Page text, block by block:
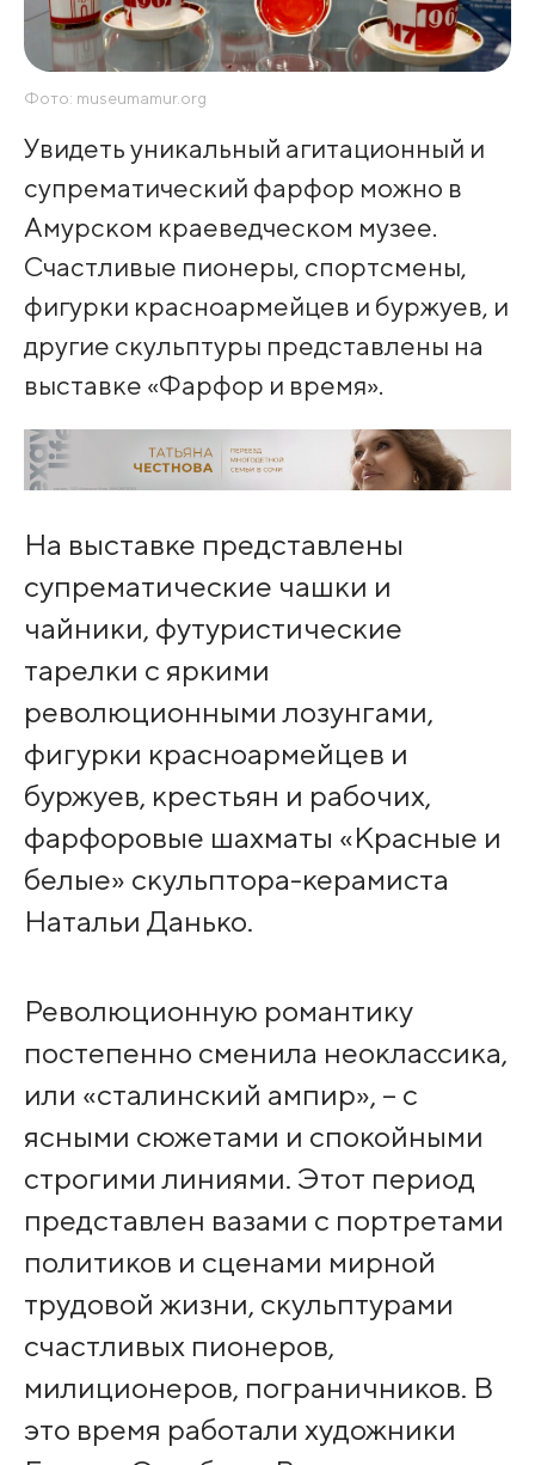
Фото: museumamur.org
Увидеть уникальный агитационный и
супрематический фарфор можно в
Амурском краеведческом музее.
Счастливые пионеры, спортсмены,
фигурки красноармейцев и буржуев, и
другие скульптуры представлены на
выставке «Фарфор и время».
На выставке представлены
супрематические чашки и
чайники, футуристические
тарелки с яркими
революционными лозунгами,
фигурки красноармейцев и
буржуев, крестьян и рабочих,
фарфоровые шахматы «Красные и
белые» скульптора-керамиста
Натальи Данько.
Революционную романтику
постепенно сменила неоклассика,
или «сталинский ампир», – с
ясными сюжетами и спокойными
строгими линиями. Этот период
представлен вазами с портретами
политиков и сценами мирной
трудовой жизни, скульптурами
счастливых пионеров,
милиционеров, пограничников. В
это время работали художники